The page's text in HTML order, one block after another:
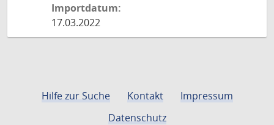
Importdatum:
17.03.2022
Hilfe zur Suche Kontakt
Impressum
Datenschutz